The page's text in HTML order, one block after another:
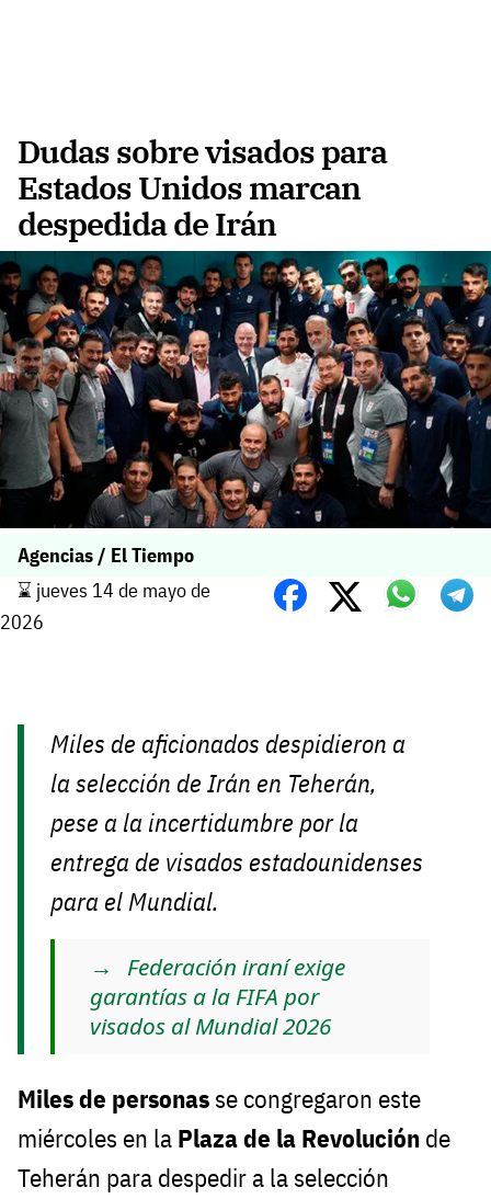
Dudas sobre visados para
Estados Unidos marcan
despedida de Irán
Agencias / El Tiempo
⌛️ jueves 14 de mayo de
2026
Miles de aficionados despidieron a
la selección de Irán en Teherán,
pese a la incertidumbre por la
entrega de visados estadounidenses
para el Mundial.
Federación iraní exige
garantías a la FIFA por
visados al Mundial 2026
Miles de personas se congregaron este
miércoles en la Plaza de la Revolución de
Teherán para despedir a la selección